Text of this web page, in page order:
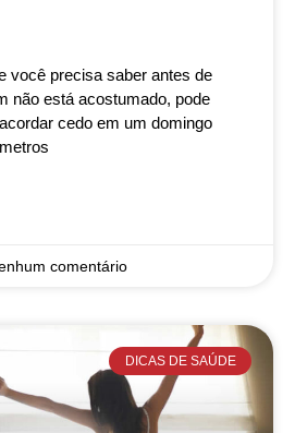
você precisa saber antes de
não está acostumado, pode
cedo em um domingo
comentário
DICAS DE SAÚDE